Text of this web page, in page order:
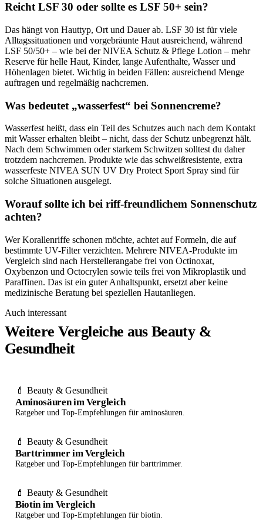
Reicht LSF 30 oder sollte es LSF 50+ sein?
Das hängt von Hauttyp, Ort und Dauer ab. LSF 30 ist für viele
Alltagssituationen und vorgebräunte Haut ausreichend, während
LSF 50/50+ – wie bei der NIVEA Schutz & Pflege Lotion – mehr
Reserve für helle Haut, Kinder, lange Aufenthalte, Wasser und
Höhenlagen bietet. Wichtig in beiden Fällen: ausreichend Menge
auftragen und regelmäßig nachcremen.
Was bedeutet „wasserfest“ bei Sonnencreme?
Wasserfest heißt, dass ein Teil des Schutzes auch nach dem Kontakt
mit Wasser erhalten bleibt – nicht, dass der Schutz unbegrenzt hält.
Nach dem Schwimmen oder starkem Schwitzen solltest du daher
trotzdem nachcremen. Produkte wie das schweißresistente, extra
wasserfeste NIVEA SUN UV Dry Protect Sport Spray sind für
solche Situationen ausgelegt.
Worauf sollte ich bei riff-freundlichem Sonnenschutz
achten?
Wer Korallenriffe schonen möchte, achtet auf Formeln, die auf
bestimmte UV-Filter verzichten. Mehrere NIVEA-Produkte im
Vergleich sind nach Herstellerangabe frei von Octinoxat,
Oxybenzon und Octocrylen sowie teils frei von Mikroplastik und
Paraffinen. Das ist ein guter Anhaltspunkt, ersetzt aber keine
medizinische Beratung bei speziellen Hautanliegen.
Auch interessant
Weitere Vergleiche aus Beauty &
Gesundheit
💄 Beauty & Gesundheit
Aminosäuren im Vergleich
Ratgeber und Top-Empfehlungen für aminosäuren.
💄 Beauty & Gesundheit
Barttrimmer im Vergleich
Ratgeber und Top-Empfehlungen für barttrimmer.
💄 Beauty & Gesundheit
Biotin im Vergleich
Ratgeber und Top-Empfehlungen für biotin.